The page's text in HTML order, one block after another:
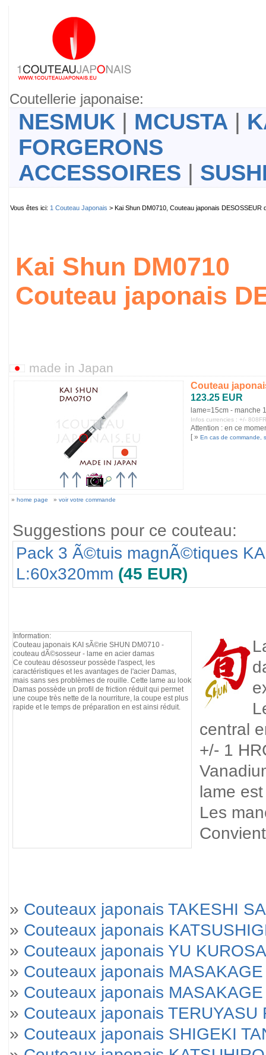
Coutellerie japonaise:
NESMUK MCUSTA
FORGERONS
ACCESSOIRES
Vous êtes ici: 1 Couteau Japonais > Kai Shun DM0710, Couteau japonais
Kai Shun DM0710
Couteau japonais
made in Japan
Couteau
123.25 EUR
lame=15cm - manche
Infos currencies : +/-
Attention : en ce
[ » En cas de commande,
» home page » voir votre commande
Suggestions pour ce couteau:
Pack 3 Ã©tuis magnÃ©tiques
L:60x320mm (45 EUR)
Information:
Couteau japonais KAI sÃ©rie SHUN DM0710 -
couteau dÃ©sosseur - lame en acier damas
Ce couteau désosseur possède l'aspect, les
caractéristiques et les avantages de l'acier Damas,
mais sans ses problèmes de rouille. Cette lame au look
Damas possède un profil de friction réduit qui permet
une coupe très nette de la nourriture, la coupe est plus
rapide et le temps de préparation en est ainsi réduit.
central
+/- 1
lame
Les
» Couteaux japonais TAKESHI
» Couteaux japonais
» Couteaux japonais YU
» Couteaux japonais
» Couteaux japonais
» Couteaux japonais TERUYASU
» Couteaux japonais SHIGEKI